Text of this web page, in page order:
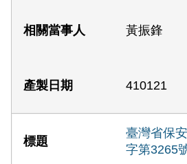
黃振鋒
410121
臺灣省保
字第3265